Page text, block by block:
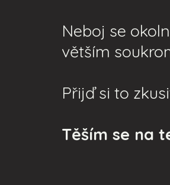
Neboj se
větším
Přijď si to
Těším se na